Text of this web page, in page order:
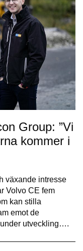
Group: ”Vi
kommer i
växande intresse
Volvo CE fem
kan stilla
emot de
utveckling….